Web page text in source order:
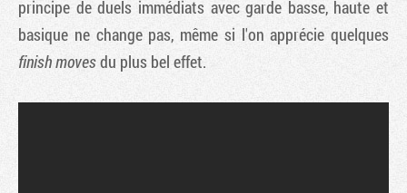
principe de duels immédiats avec garde basse, haute et
basique ne change pas, même si l'on apprécie quelques
finish movesdu plus bel effet.